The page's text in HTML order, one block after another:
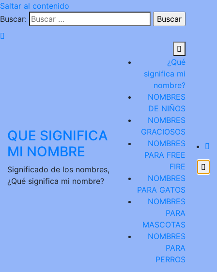
Saltar al contenido
Buscar:
QUE SIGNIFICA
MI NOMBRE
Significado de los nombres,
¿Qué significa mi nombre?
¿Qué
significa mi
nombre?
NOMBRES
DE NIÑOS
NOMBRES
GRACIOSOS
NOMBRES
PARA FREE
FIRE
NOMBRES
PARA GATOS
NOMBRES
PARA
MASCOTAS
NOMBRES
PARA
PERROS